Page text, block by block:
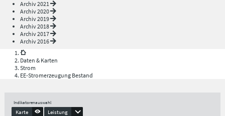
Archiv 2021
Archiv 2020
Archiv 2019
Archiv 2018
Archiv 2017
Archiv 2016
Daten & Karten
Strom
EE-Stromerzeugung Bestand
Indikatorenauswahl
Karte Leistung